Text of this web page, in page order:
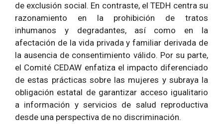
de exclusión social. En contraste, el TEDH centra su
razonamiento en la prohibición de tratos
inhumanos y degradantes, así como en la
afectación de la vida privada y familiar derivada de
la ausencia de consentimiento válido. Por su parte,
el Comité CEDAW enfatiza el impacto diferenciado
de estas prácticas sobre las mujeres y subraya la
obligación estatal de garantizar acceso igualitario
a información y servicios de salud reproductiva
desde una perspectiva de no discriminación.